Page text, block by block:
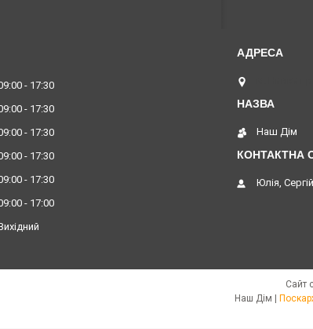
17:30
17:30
17:30
17:30
17:30
17:00
Наш Дім
Юлія, Сергій
Сайт